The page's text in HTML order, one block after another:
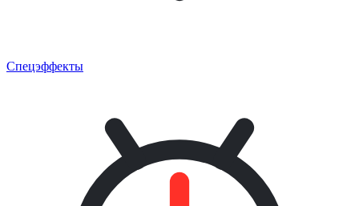
Спецэффекты